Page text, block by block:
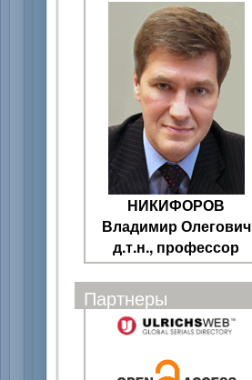
НИКИФОРОВ
Владимир Олегович
д.т.н., профессор
Партнеры